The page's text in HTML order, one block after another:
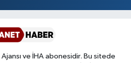
ve İHA abonesidir. Bu sitede